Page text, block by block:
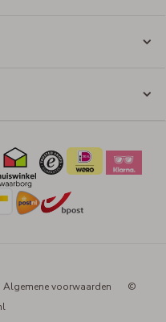
Algemene voorwaarden
©